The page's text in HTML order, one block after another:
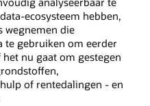
ecosysteem hebben,
wegnemen die
te gebruiken om eerder
nu gaat om gestegen
of rentedalingen - en